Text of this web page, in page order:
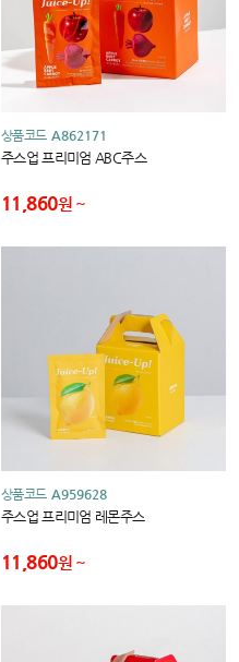
상품코드 A862171
주스업 프리미엄 ABC주스
11,860원
상품코드 A959628
주스업 프리미엄 레몬주스
11,860원